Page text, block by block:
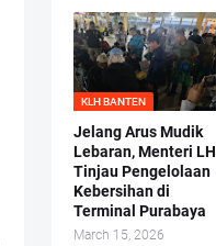
KLH BANTEN
Jelang Arus Mudik
Lebaran, Menteri LH
Tinjau Pengelolaan
Kebersihan di
Terminal Purabaya
March 15, 2026